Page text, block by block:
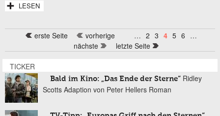
LESEN
Seitenerste Seite vorherige … 2 3 4 5 6 …
nächste
letzte Seite
TICKER
Bald im Kino: „Das Ende der Sterne“ Ridley
Scotts Adaption von Peter Hellers Roman